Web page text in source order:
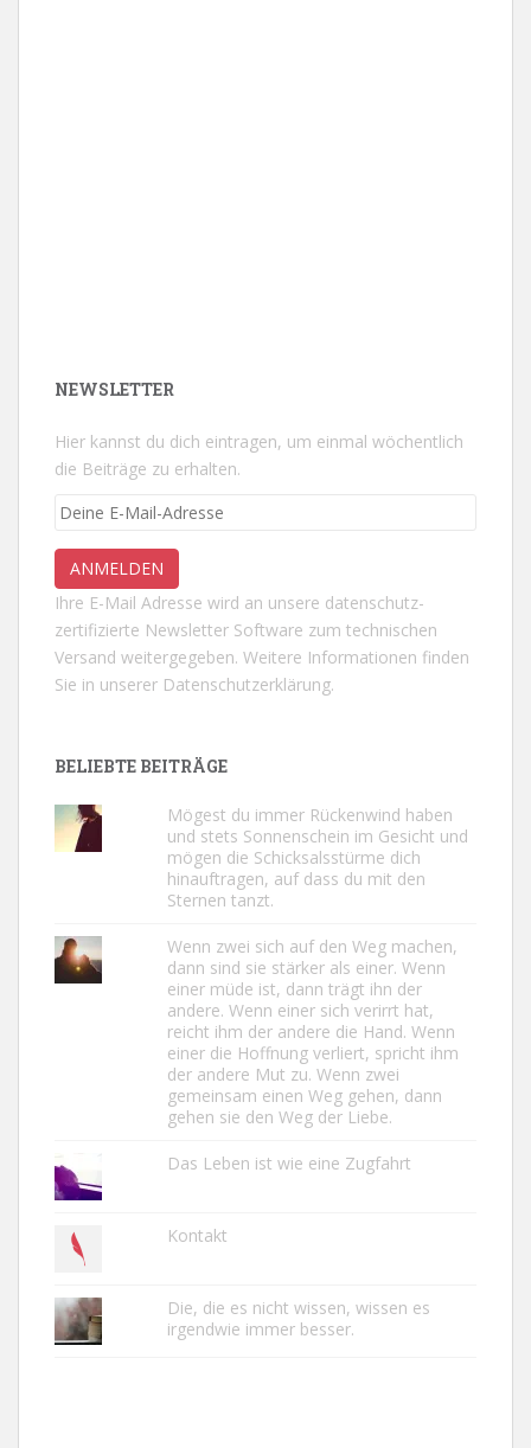
NEWSLETTER
Hier kannst du dich eintragen, um einmal wöchentlich
die Beiträge zu erhalten.
Ihre E-Mail Adresse wird an unsere datenschutz-
zertifizierte Newsletter Software zum technischen
Versand weitergegeben. Weitere Informationen finden
Sie in unserer Datenschutzerklärung.
BELIEBTE BEITRÄGE
Mögest du immer Rückenwind haben
und stets Sonnenschein im Gesicht und
mögen die Schicksalsstürme dich
hinauftragen, auf dass du mit den
Sternen tanzt.
Wenn zwei sich auf den Weg machen,
dann sind sie stärker als einer. Wenn
einer müde ist, dann trägt ihn der
andere. Wenn einer sich verirrt hat,
reicht ihm der andere die Hand. Wenn
einer die Hoffnung verliert, spricht ihm
der andere Mut zu. Wenn zwei
gemeinsam einen Weg gehen, dann
gehen sie den Weg der Liebe.
Das Leben ist wie eine Zugfahrt
Kontakt
Die, die es nicht wissen, wissen es
irgendwie immer besser.